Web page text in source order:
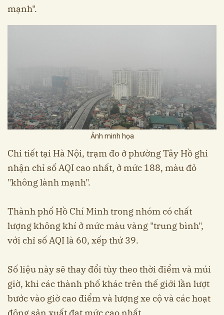
mạnh".
Ảnh minh họa
Chi tiết tại Hà Nội, trạm đo ở phường Tây Hồ ghi
nhận chỉ số AQI cao nhất, ở mức 188, màu đỏ
"không lành mạnh".
Thành phố Hồ Chí Minh trong nhóm có chất
lượng không khí ở mức màu vàng "trung bình",
với chỉ số AQI là 60, xếp thứ 39.
Số liệu này sẽ thay đổi tùy theo thời điểm và múi
giờ, khi các thành phố khác trên thế giới lần lượt
bước vào giờ cao điểm và lượng xe cộ và các hoạt